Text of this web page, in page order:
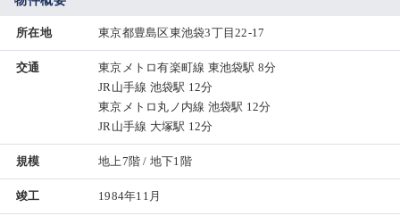
所在地 東京都豊島区東池袋3丁目22-17
交通
東京メトロ有楽町線 東池袋駅 8分
JR山手線 池袋駅 12分
東京メトロ丸ノ内線 池袋駅 12分
JR山手線 大塚駅 12分
規模 地上7階 / 地下1階
竣工 1984年11月